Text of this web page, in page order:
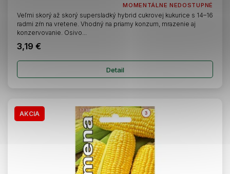
MOMENTÁLNE NEDOSTUPNÉ
3,19 €
Detail
Veľmi skorý až skorý supersladký hybrid cukrovej kukurice s 14–16
radmi zŕn na vretene. Vhodný na priamy konzum, mrazenie aj
konzervovanie. Osivo...
AKCIA